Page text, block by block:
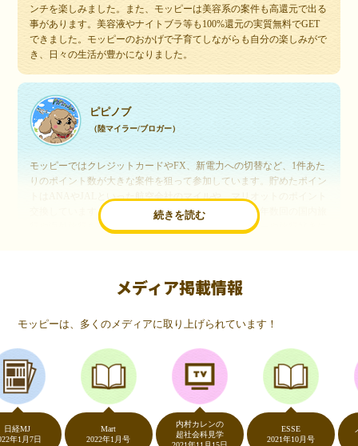
ンチを楽しみました。また、モッピーは美容系の案件も高還元で出る
事があります。美容液やナイトブラ等も100%還元の実質無料でGET
できました。モッピーのおかげで子育てしながらも自分の楽しみがで
き、日々の生活が豊かになりました。
続きを読む
ピピノブ
（陸マイラー/ブロガー）
モッピーではクレジットカードやFX、新電力への切替など、1件あた
りのポイント数が大きな案件を狙って参加しています。貯めたポイン
交換しています。このようにすることで、ほぼ無料で年数回の国内旅
行や海外旅行を実現しています。モッピーは陸マイラーや旅行好きに
いつものネットショッピングが、モッピーでお得
（20代・女性）
友達に勧められてモッピーをはじめました。空いた時間にスマホで買
い物をすることが多いのですが、モッピーを経由するだけでショップ
のポイントとモッピーのポイントが二重で貯まることを知り、ビック
リ…！いつものネットショッピングをモッピーを経由するだけでポイ
ントが貯まるなんて…もっと早く教えてほしかった～！貯まったポイ
ントはギフト券に交換して、プチ贅沢を楽しんでます♪
メディア掲載情報
モッピーは、多くのメディアに取り上げられています！
7日
2022年1月号
内村カレンの
超社会科見学
2021年10月号
ノン
2020